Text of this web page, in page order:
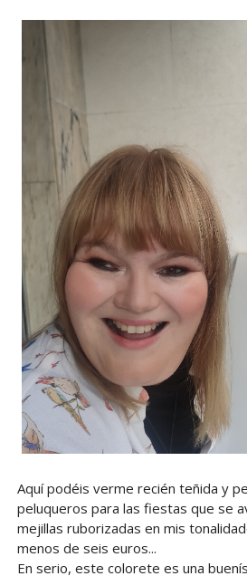
Aquí podéis verme recién teñida y
peluqueros para las fiestas que se
mejillas ruborizadas en mis
menos de seis euros...
En serio, este colorete es una